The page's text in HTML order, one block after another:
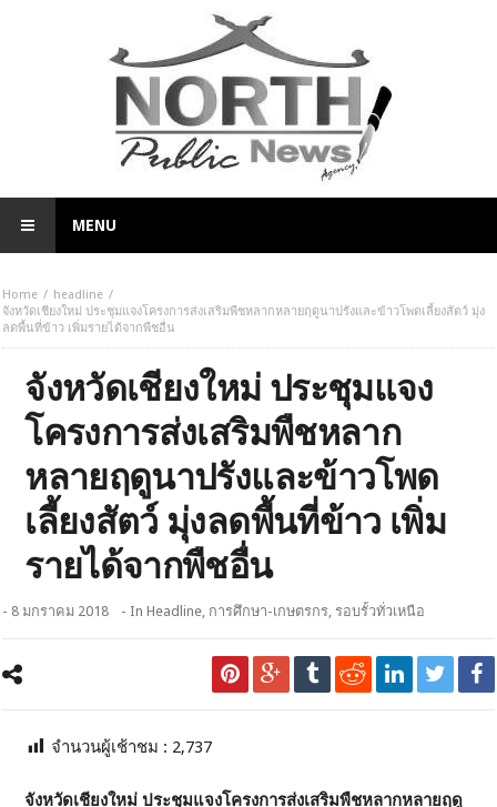
MENU
Home
headline
จังหวัดเชียงใหม่ ประชุมแจงโครงการส่งเสริมพืชหลากหลายฤดูนาปรังและข้าวโพดเลี้ยงสัตว์ มุ่ง
ลดพื้นที่ข้าว เพิ่มรายได้จากพืชอื่น
จังหวัดเชียงใหม่ ประชุมแจง
โครงการส่งเสริมพืชหลาก
หลายฤดูนาปรังและข้าวโพด
เลี้ยงสัตว์ มุ่งลดพื้นที่ข้าว เพิ่ม
รายได้จากพืชอื่น
- 8 มกราคม 2018 - InHeadline, การศึกษา-เกษตรกร, รอบรั้วทั่วเหนือ
จำนวนผู้เช้าชม : 2,737
จังหวัดเชียงใหม่ ประชุมแจงโครงการส่งเสริมพืชหลากหลายฤดู